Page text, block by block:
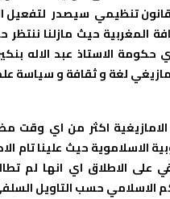
تنظيمي سيصدر لتفعيل
المغربية حيث مازلنا
الاستاذ عبد الاله
لغة و ثقافة و
اكثر من اي وقت
الاسلاموية حيث علينا تام
الاطلاق اي انها لم
الاسلامي حسب التاويل